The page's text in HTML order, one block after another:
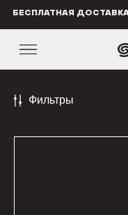
БЕСПЛАТНАЯ ДОСТАВКА ОТ 5000₽
Фильтры